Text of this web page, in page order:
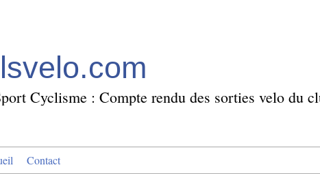
Cyclisme : Compte rendu des sorties velo du
Contact